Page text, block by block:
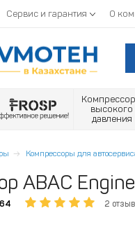
Сервис и гарантия О
высокого
давления
Компрессоры для
ABAC
2